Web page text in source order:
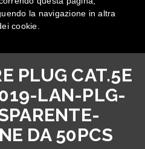
PLUG CAT.5E
LAN-PLG-
DA 50PCS
la navigazione in altra
cookie.